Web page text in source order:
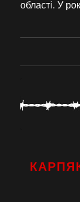
області. У